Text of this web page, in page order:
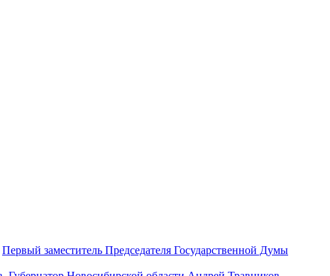
Первый заместитель Председателя Государственной Думы